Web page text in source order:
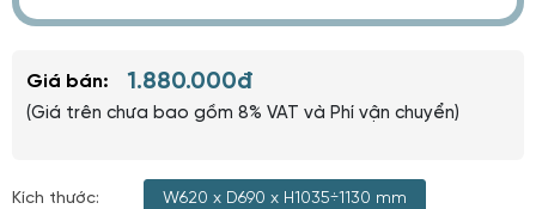
Giá bán: 1.880.000đ
(Giá trên chưa bao gồm 8% VAT và Phí vận chuyển)
Kích thước: W620 x D690 x H1035÷1130 mm